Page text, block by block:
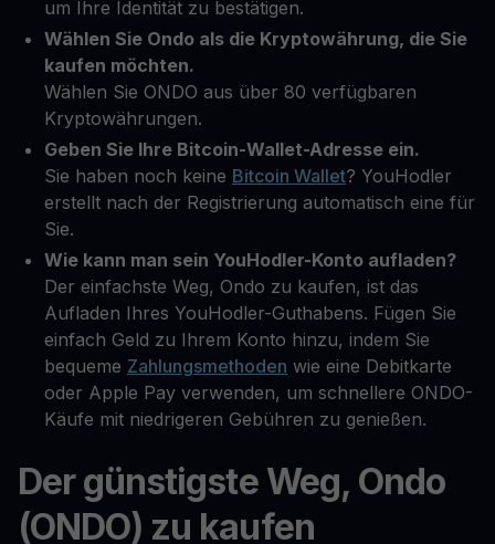
um Ihre Identität zu bestätigen.
Wählen Sie Ondo als die Kryptowährung, die Sie
kaufen möchten.
Wählen Sie ONDO aus über 80 verfügbaren
Kryptowährungen.
Geben Sie Ihre Bitcoin-Wallet-Adresse ein.
Sie haben noch keine Bitcoin Wallet? YouHodler
erstellt nach der Registrierung automatisch eine für
Sie.
Wie kann man sein YouHodler-Konto aufladen?
Der einfachste Weg, Ondo zu kaufen, ist das
Aufladen Ihres YouHodler-Guthabens. Fügen Sie
einfach Geld zu Ihrem Konto hinzu, indem Sie
bequeme Zahlungsmethoden wie eine Debitkarte
oder Apple Pay verwenden, um schnellere ONDO-
Käufe mit niedrigeren Gebühren zu genießen.
Der günstigste Weg, Ondo
(ONDO) zu kaufen